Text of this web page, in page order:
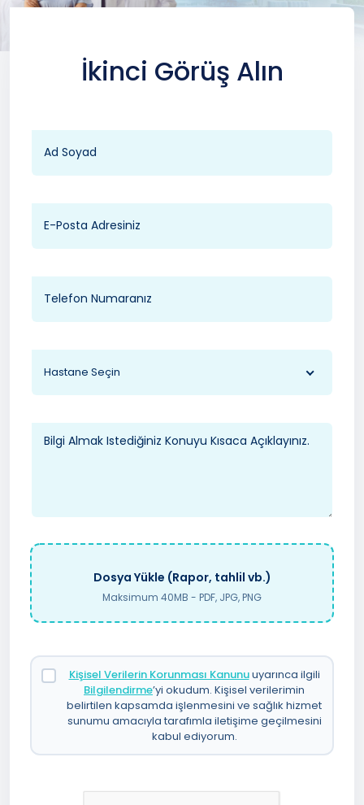
İkinci Görüş Alın
Hastane Seçin
Dosya Yükle (Rapor, tahlil vb.)
Maksimum 40MB - PDF, JPG, PNG
Kişisel Verilerin Korunması Kanunuuyarınca ilgili
Bilgilendirme’yi okudum. Kişisel verilerimin
belirtilen kapsamda işlenmesini ve sağlık hizmet
sunumu amacıyla tarafımla iletişime geçilmesini
kabul ediyorum.